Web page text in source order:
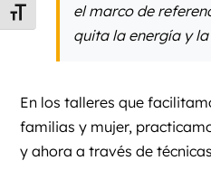
Alternar tamaño de letra
el marco de
quita la energía y la
En los talleres que
familias y mujer,
y ahora a través de